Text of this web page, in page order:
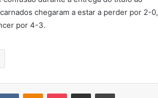
chegaram a estar a perder por 2-0,
por 4-3.
VK OK Pocket Compartilhar via e-mail Imprimir